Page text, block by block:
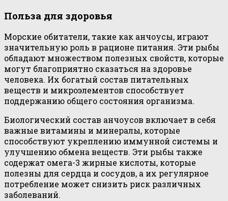
Польза для здоровья
Морские обитатели, такие как анчоусы, играют
значительную роль в рационе питания. Эти рыбы
обладают множеством полезных свойств, которые
могут благоприятно сказаться на здоровье
человека. Их богатый состав питательных
веществ и микроэлементов способствует
поддержанию общего состояния организма.
Биологический состав анчоусов включает в себя
важные витамины и минералы, которые
способствуют укреплению иммунной системы и
улучшению обмена веществ. Эти рыбы также
содержат омега-3 жирные кислоты, которые
полезны для сердца и сосудов, а их регулярное
потребление может снизить риск различных
заболеваний.